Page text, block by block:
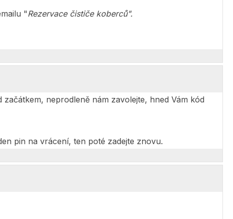
"Rezervace čističe koberců".
neprodleně nám zavolejte, hned Vám kód
pin na vrácení, ten poté zadejte znovu.